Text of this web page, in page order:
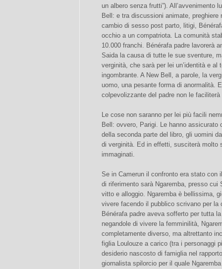
un albero senza frutti”). All’avvenimento
Bell: e tra discussioni animate, preghiere
cambio di sesso post parto, litigi,
occhio a un compatriota. La comunità
10.000 franchi. Bénérafa padre lavorerà
Saida la causa di tutte le sue sventure,
verginità, che sarà per lei un’identità e
ingombrante. A New Bell, a parole, la
uomo, una pesante forma di anormalità.
colpevolizzante del padre non le
Le cose non saranno per lei più facili
Bell: ovvero, Parigi. Le hanno
della seconda parte del libro, gli uomini
di verginità. Ed in effetti, susciterà molto
immaginati.
Se in Camerun il confronto era stato con
di riferimento sarà Ngaremba, presso
vitto e alloggio. Ngaremba è bellissima,
vivere facendo il pubblico scrivano per
Bénérafa padre aveva sofferto per tutta
negandole di vivere la femminilità,
completamente diverso, ma altrettanto
figlia Loulouze a carico (tra i personaggi
desiderio nascosto di famiglia nel
giornalista spilorcio per il quale